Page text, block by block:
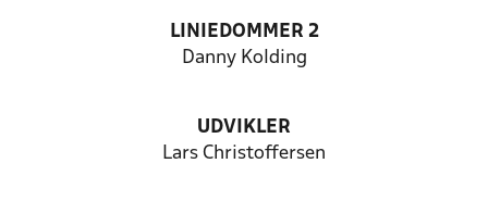
LINIEDOMMER 2
Danny Kolding
UDVIKLER
Lars Christoffersen